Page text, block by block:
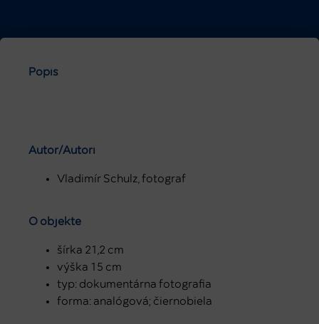
Popis
Autor/Autori
Vladimír Schulz, fotograf
O objekte
šírka 21,2 cm
výška 15 cm
typ: dokumentárna fotografia
forma: analógová; čiernobiela